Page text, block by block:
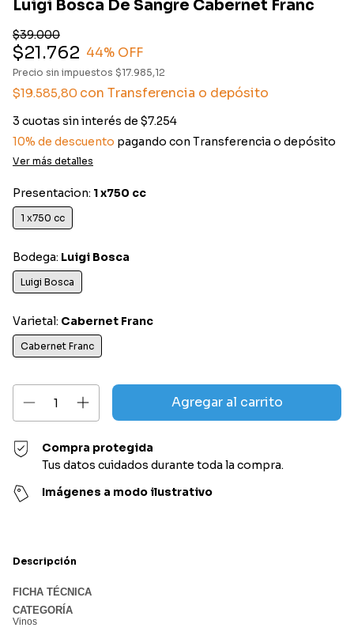
Luigi Bosca De Sangre Cabernet Franc
$39.000
$21.762 44% OFF
Precio sin impuestos $17.985,12
$19.585,80 con Transferencia o depósito
3 cuotas sin interés de $7.254
10% de descuento pagando con Transferencia o depósito
Ver más detalles
Presentacion: 1 x750 cc
1 x750 cc
Bodega: Luigi Bosca
Luigi Bosca
Varietal: Cabernet Franc
Cabernet Franc
Compra protegida
Tus datos cuidados durante toda la compra.
Imágenes a modo ilustrativo
Descripción
FICHA TÉCNICA
CATEGORÍA
Vinos